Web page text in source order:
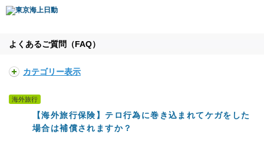
よくあるご質問（FAQ）
カテゴリー表示
海外旅行
【海外旅行保険】テロ行為に巻き込まれてケガをした
場合は補償されますか？